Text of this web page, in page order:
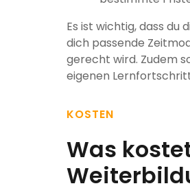
Es ist wichtig, dass
dich passende
gerecht wird. Zudem
eigenen
KOSTEN
Was